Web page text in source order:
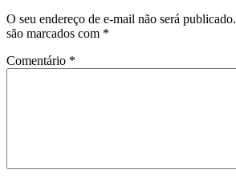
O seu endereço de e-mail não será publicado.
são marcados com *
Comentário *